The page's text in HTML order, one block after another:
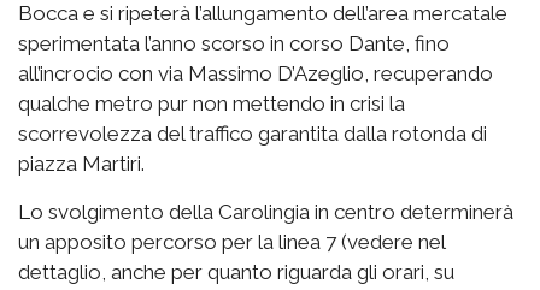
Bocca e si ripeterà l’allungamento dell’area mercatale
sperimentata l’anno scorso in corso Dante, fino
all’incrocio con via Massimo D’Azeglio, recuperando
qualche metro pur non mettendo in crisi la
scorrevolezza del traffico garantita dalla rotonda di
piazza Martiri.
Lo svolgimento della Carolingia in centro determinerà
un apposito percorso per la linea 7 (vedere nel
dettaglio, anche per quanto riguarda gli orari, su